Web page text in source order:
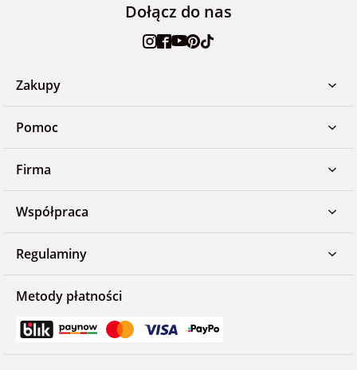
Dołącz do nas
Zakupy
Pomoc
Firma
Współpraca
Regulaminy
Metody płatności